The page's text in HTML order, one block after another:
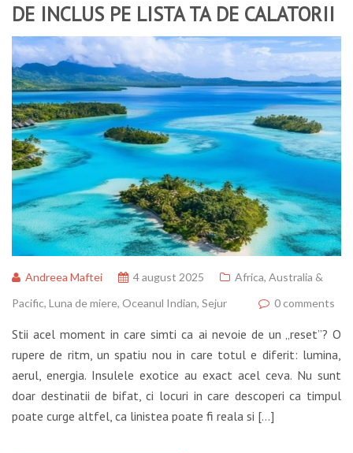
DE INCLUS PE LISTA TA DE CALATORII
Andreea Maftei 4 august 2025 Africa, Australia &
Pacific, Luna de miere, Oceanul Indian, Sejur 0 comments
Stii acel moment in care simti ca ai nevoie de un „reset”? O
rupere de ritm, un spatiu nou in care totul e diferit: lumina,
aerul, energia. Insulele exotice au exact acel ceva. Nu sunt
doar destinatii de bifat, ci locuri in care descoperi ca timpul
poate curge altfel, ca linistea poate fi reala si […]